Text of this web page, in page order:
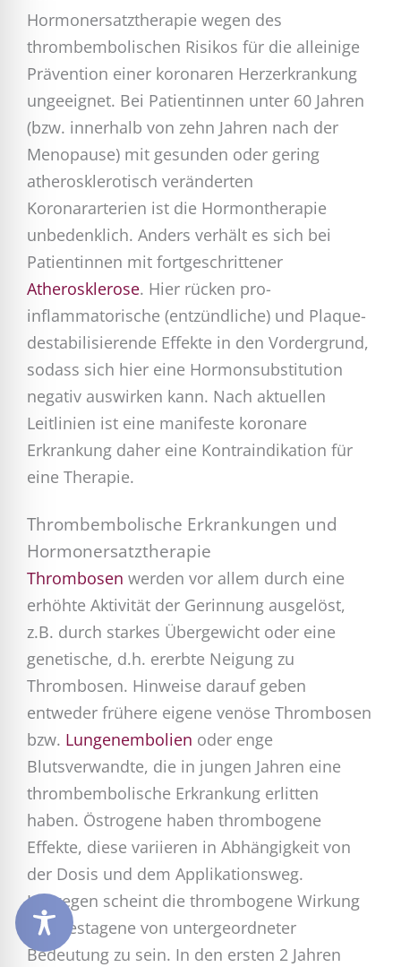
Hormonersatztherapie wegen des
thrombembolischen Risikos für die alleinige
Prävention einer koronaren Herzerkrankung
ungeeignet. Bei Patientinnen unter 60 Jahren
(bzw. innerhalb von zehn Jahren nach der
Menopause) mit gesunden oder gering
atherosklerotisch veränderten
Koronararterien ist die Hormontherapie
unbedenklich. Anders verhält es sich bei
Patientinnen mit fortgeschrittener
Atherosklerose. Hier rücken pro-
inflammatorische (entzündliche) und Plaque-
destabilisierende Effekte in den Vordergrund,
sodass sich hier eine Hormonsubstitution
negativ auswirken kann. Nach aktuellen
Leitlinien ist eine manifeste koronare
Erkrankung daher eine Kontraindikation für
eine Therapie.
Thrombembolische Erkrankungen und
Hormonersatztherapie
Thrombosen werden vor allem durch eine
erhöhte Aktivität der Gerinnung ausgelöst,
z.B. durch starkes Übergewicht oder eine
genetische, d.h. ererbte Neigung zu
Thrombosen. Hinweise darauf geben
entweder frühere eigene venöse Thrombosen
bzw. Lungenembolien oder enge
Blutsverwandte, die in jungen Jahren eine
thrombembolische Erkrankung erlitten
haben. Östrogene haben thrombogene
Effekte, diese variieren in Abhängigkeit von
der Dosis und dem Applikationsweg.
Hingegen scheint die thrombogene Wirkung
der Gestagene von untergeordneter
Bedeutung zu sein. In den ersten 2 Jahren